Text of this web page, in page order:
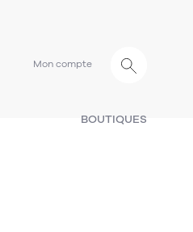
Mon compte
BOUTIQUES